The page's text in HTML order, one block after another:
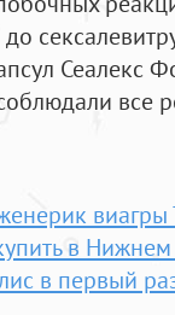
Сеалекс
все
виагры
в
в первый